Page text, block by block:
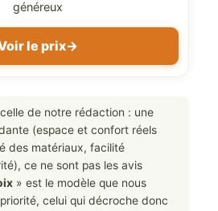
généreux
le prix→
de notre rédaction : une
(espace et confort réels
des matériaux, facilité
ce ne sont pas les avis
» est le modèle que nous
celui qui décroche donc